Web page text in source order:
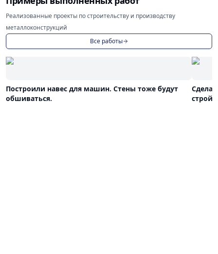
Реализованные проекты по строительству и производству
металлоконструкций
Все работы
Построили навес для машин. Стены тоже будут
обшиваться.